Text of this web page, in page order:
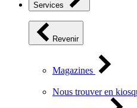
Services
Revenir
Magazines
Nous trouver en